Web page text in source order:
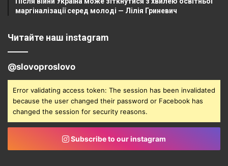
маргіналізації серед молоді — Лілія Гриневич
Читайте наш instagram
@slovoproslovo
Error validating access token: The session has been invalidated
because the user changed their password or Facebook has
changed the session for security reasons.
Subscribe to our instagram